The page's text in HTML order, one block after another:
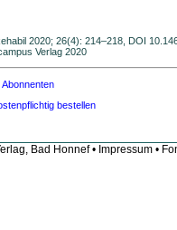
2020; 26(4): 214–218, DOI
Verlag 2020
bestellen
Bad Honnef • Impressum •